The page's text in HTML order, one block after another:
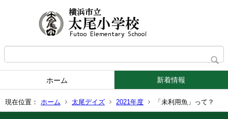
ホーム 新着情報
現在位置： ホーム 太尾デイズ 2021年度 「未利用魚」って？